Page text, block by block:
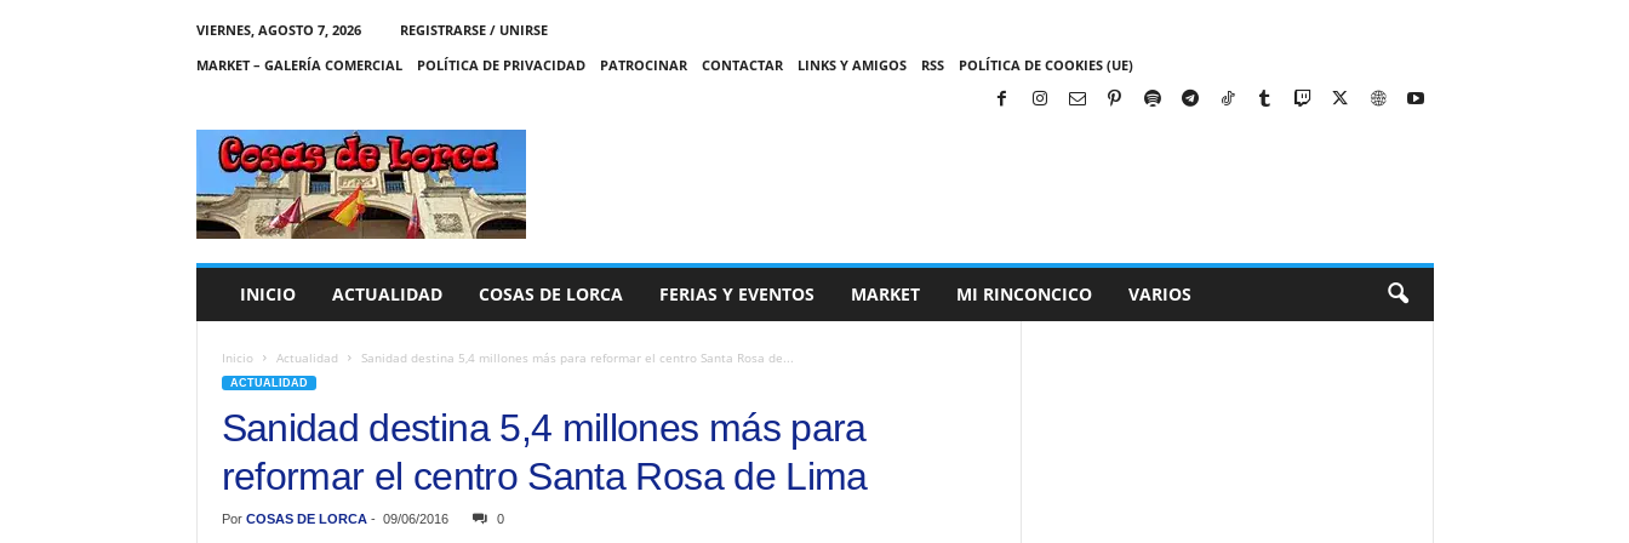
VIERNES, AGOSTO 7, 2026
REGISTRARSE / UNIRSE
MARKET – GALERÍA COMERCIAL
POLÍTICA DE PRIVACIDAD PATROCINAR CONTACTAR LINKS Y AMIGOS RSS POLÍTICA DE COOKIES (UE)
C
A
S
INICIO ACTUALIDAD COSAS DE LORCA FERIAS Y EVENTOS MARKET MI RINCONCICO VARIOS
Inicio Actualidad Sanidad destina 5,4 millones más para reformar el centro Santa Rosa de...
ACTUALIDAD
Sanidad destina 5,4 millones más para
reformar el centro Santa Rosa de Lima
Por COSAS DE LORCA- 09/06/2016 0